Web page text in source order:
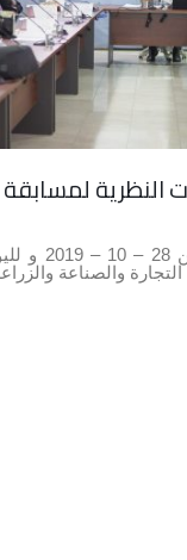
النظرية
تواصلت يوم
والصناعة